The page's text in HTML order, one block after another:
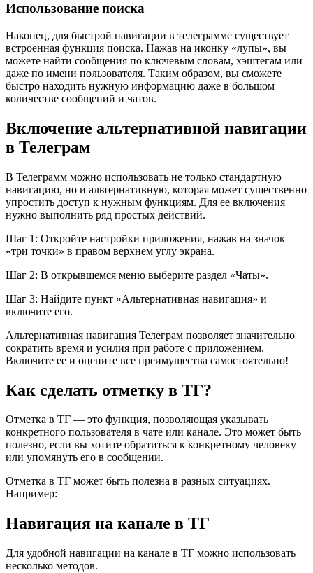
Использование поиска
Наконец, для быстрой навигации в телеграмме существует
встроенная функция поиска. Нажав на иконку «лупы», вы
можете найти сообщения по ключевым словам, хэштегам или
даже по имени пользователя. Таким образом, вы сможете
быстро находить нужную информацию даже в большом
количестве сообщений и чатов.
Включение альтернативной навигации
в Телеграм
В Телеграмм можно использовать не только стандартную
навигацию, но и альтернативную, которая может существенно
упростить доступ к нужным функциям. Для ее включения
нужно выполнить ряд простых действий.
Шаг 1: Откройте настройки приложения, нажав на значок
«три точки» в правом верхнем углу экрана.
Шаг 2: В открывшемся меню выберите раздел «Чаты».
Шаг 3: Найдите пункт «Альтернативная навигация» и
включите его.
Альтернативная навигация Телеграм позволяет значительно
сократить время и усилия при работе с приложением.
Включите ее и оцените все преимущества самостоятельно!
Как сделать отметку в ТГ?
Отметка в ТГ — это функция, позволяющая указывать
конкретного пользователя в чате или канале. Это может быть
полезно, если вы хотите обратиться к конкретному человеку
или упомянуть его в сообщении.
Отметка в ТГ может быть полезна в разных ситуациях.
Например:
Навигация на канале в ТГ
Для удобной навигации на канале в ТГ можно использовать
несколько методов.